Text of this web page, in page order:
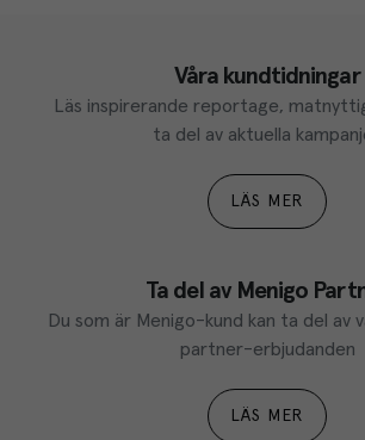
Våra kundtidningar
Läs inspirerande reportage,
ta del av aktuella
LÄS MER
Ta del av Menigo
Du som är Menigo-kund kan ta del av
partner-erbjudanden
LÄS MER